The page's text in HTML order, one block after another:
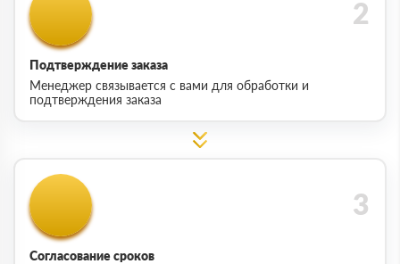
Подтверждение заказа
Менеджер связывается с вами для обработки и
подтверждения заказа
Согласование сроков